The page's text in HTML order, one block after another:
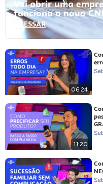
Vai abrir uma
funciona o novo
ACESSAR
06:24
11:20